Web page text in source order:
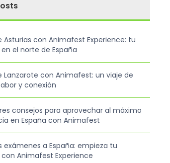
Asturias con Animafest Experience: tu
el norte de España
Lanzarote con Animafest: un viaje de
y conexión
consejos para aprovechar al máximo
en España con Animafest
exámenes a España: empieza tu
Animafest Experience